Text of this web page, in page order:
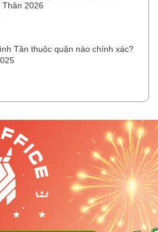
Thân 2026
Tân thuộc quận nào chính xác?
.
.